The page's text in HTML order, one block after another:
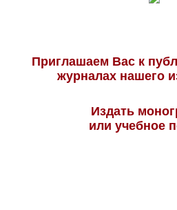
Приглашаем Вас к
журналах нашего
Издать
или учебное